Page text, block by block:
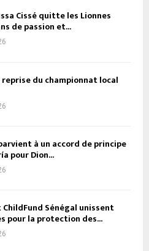
Cissé quitte les Lionnes
de passion et...
du championnat local
à un accord de principe
pour Dion...
ChildFund Sénégal unissent
pour la protection des...